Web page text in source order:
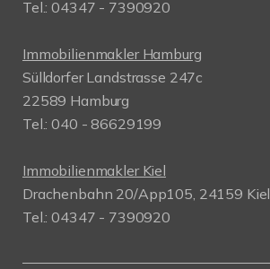
Tel.: 04347 - 7390920
Immobilienmakler Hamburg
Sülldorfer Landstrasse 247c
22589 Hamburg
Tel.: 040 - 86629199
Immobilienmakler Kiel
Drachenbahn 20/App105, 24159 Kiel
Tel.: 04347 - 7390920